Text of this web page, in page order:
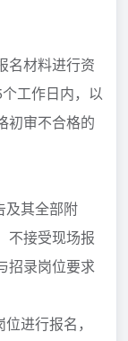
材料进行资
工作日内，以
初审不合格的
其全部附
不接受现场报
招录岗位要求
进行报名，